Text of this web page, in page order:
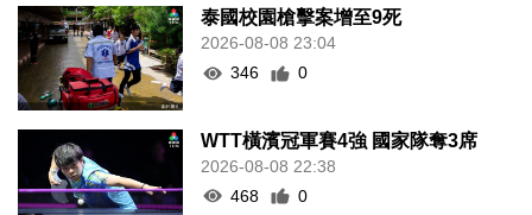
泰國校園槍擊案增至9死
2026-08-08 23:04
346
0
WTT橫濱冠軍賽4強 國家隊奪3席
2026-08-08 22:38
468
0